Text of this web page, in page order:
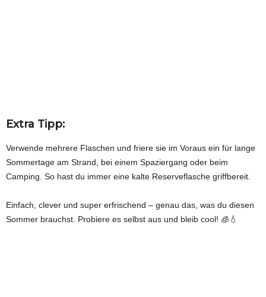
Extra Tipp:
Verwende mehrere Flaschen und friere sie im Voraus ein für lange
Sommertage am Strand, bei einem Spaziergang oder beim
Camping. So hast du immer eine kalte Reserveflasche griffbereit.
Einfach, clever und super erfrischend – genau das, was du diesen
Sommer brauchst. Probiere es selbst aus und bleib cool! 🧊💧